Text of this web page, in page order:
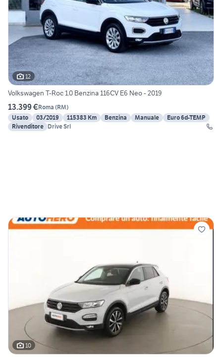
12
Volkswagen T-Roc 1.0 Benzina 116CV E6 Neo - 2019
13.399 €Roma (RM)
Usato
03/2019 115383 Km Benzina Manuale
Euro 6d-TEMP
Rivenditore Drive Srl
10